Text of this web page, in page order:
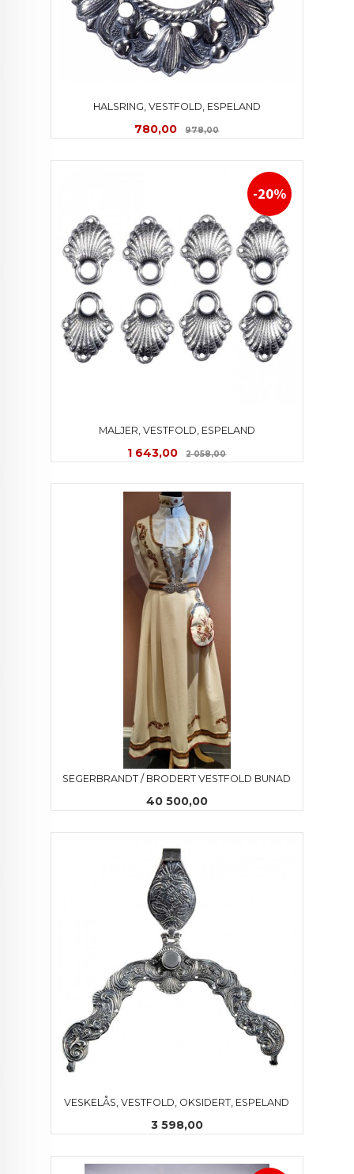
HALSRING, VESTFOLD, ESPELAND
Tilbud
780,00 978,00Rabatt
MALJER, VESTFOLD, ESPELAND
Tilbud
1 643,00 2 058,00Rabatt
-20%
SEGERBRANDT / BRODERT VESTFOLD BUNAD
Pris
40 500,00
VESKELÅS, VESTFOLD, OKSIDERT, ESPELAND
Pris
3 598,00